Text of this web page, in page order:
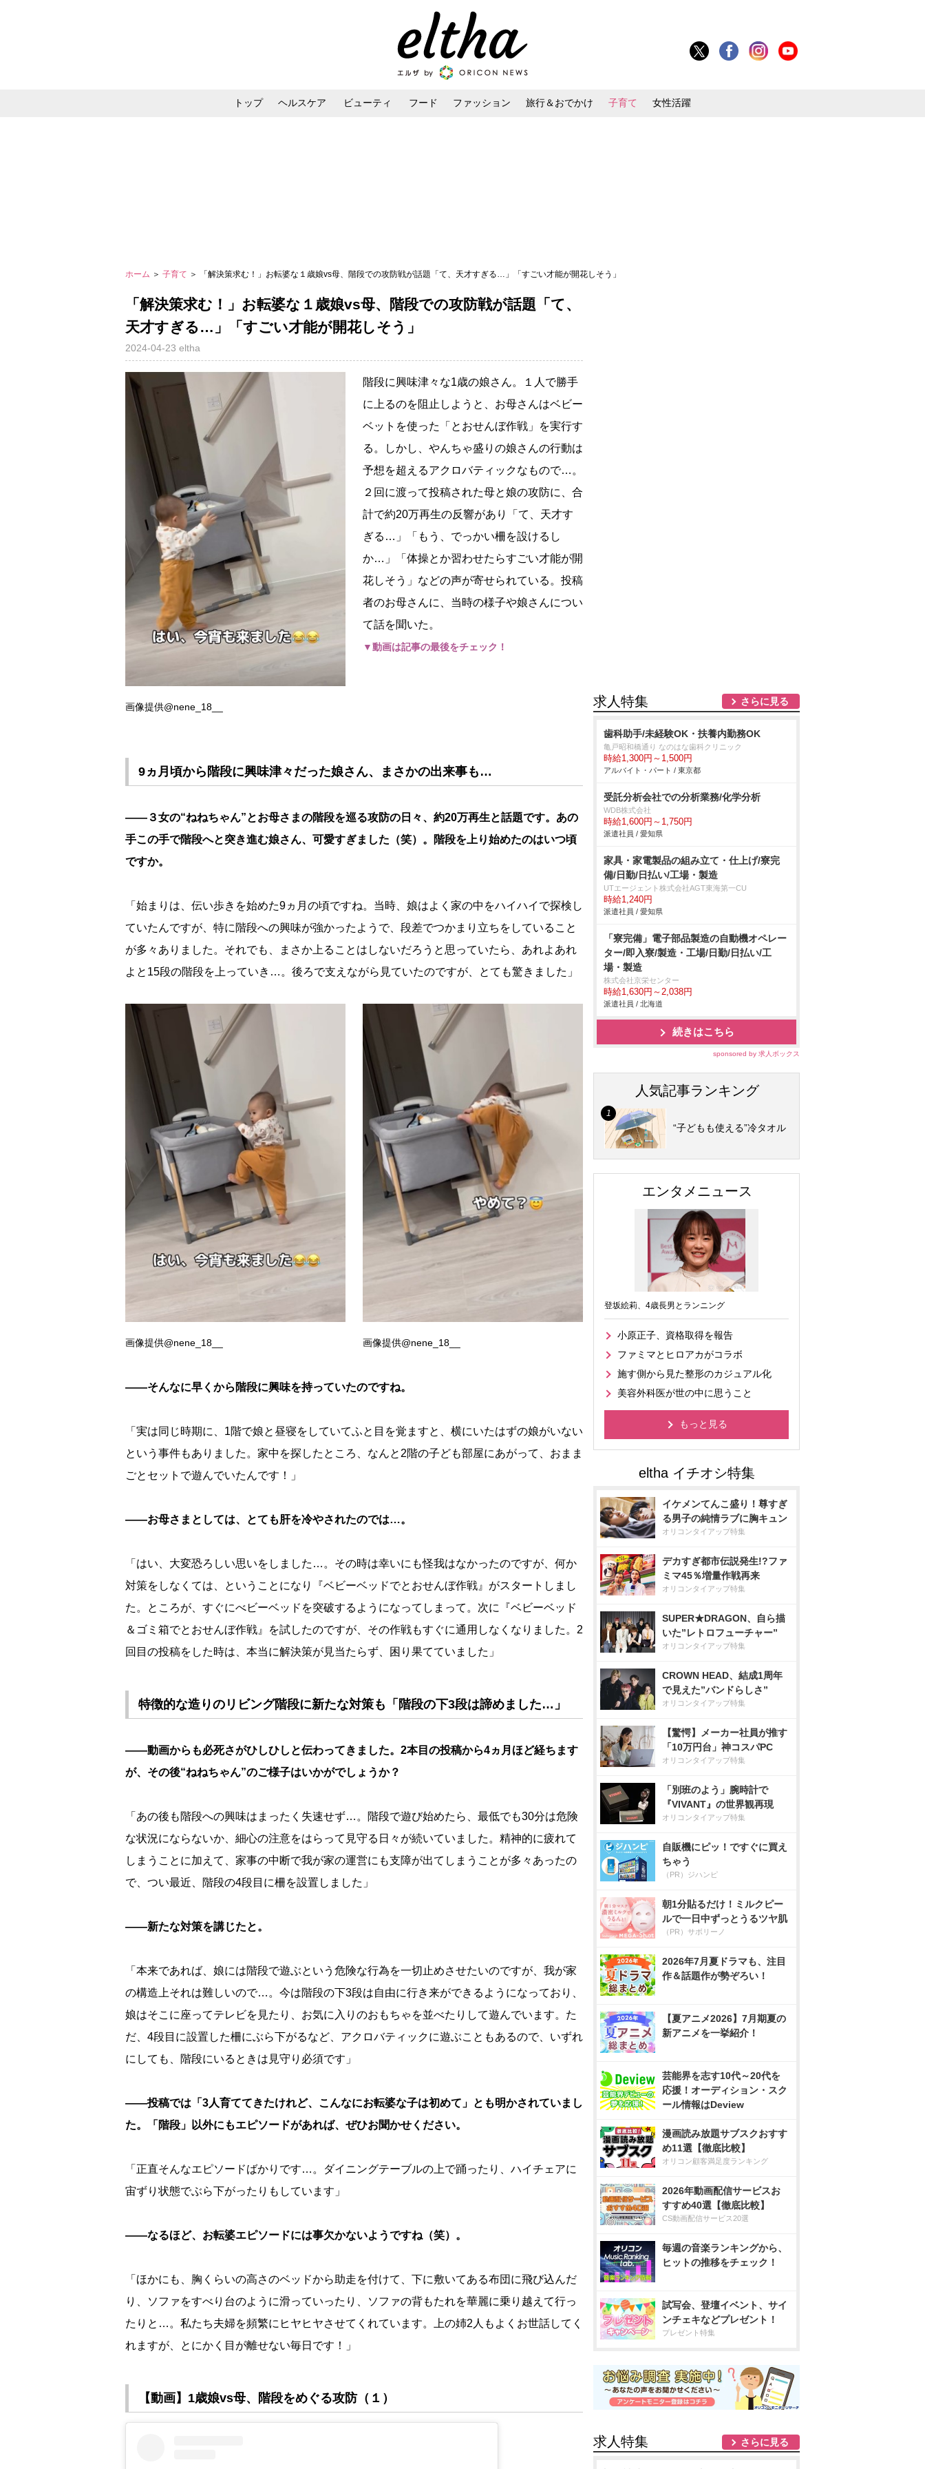
トップ ヘルスケア ビューティ フード ファッション 旅行＆おでかけ 子育て 女性活躍
ホーム ＞ 子育て ＞ 「解決策求む！」お転婆な１歳娘vs母、階段での攻防戦が話題「て、天才すぎる…」「すごい才能が開花しそう」
「解決策求む！」お転婆な１歳娘vs母、階段での攻防戦が話題「て、
天才すぎる…」「すごい才能が開花しそう」
2024-04-23 eltha
画像提供@nene_18__
階段に興味津々な1歳の娘さん。１人で勝手
に上るのを阻止しようと、お母さんはベビー
ベットを使った「とおせんぼ作戦」を実行す
る。しかし、やんちゃ盛りの娘さんの行動は
予想を超えるアクロバティックなもので…。
２回に渡って投稿された母と娘の攻防に、合
計で約20万再生の反響があり「て、天才す
ぎる…」「もう、でっかい柵を設けるし
か…」「体操とか習わせたらすごい才能が開
花しそう」などの声が寄せられている。投稿
者のお母さんに、当時の様子や娘さんについ
て話を聞いた。
▼動画は記事の最後をチェック！
9ヵ月頃から階段に興味津々だった娘さん、まさかの出来事も…
――３女の“ねねちゃん”とお母さまの階段を巡る攻防の日々、約20万再生と話題です。あの
手この手で階段へと突き進む娘さん、可愛すぎました（笑）。階段を上り始めたのはいつ頃
ですか。
「始まりは、伝い歩きを始めた9ヵ月の頃ですね。当時、娘はよく家の中をハイハイで探検し
ていたんですが、特に階段への興味が強かったようで、段差でつかまり立ちをしていること
が多々ありました。それでも、まさか上ることはしないだろうと思っていたら、あれよあれ
よと15段の階段を上っていき…。後ろで支えながら見ていたのですが、とても驚きました」
画像提供@nene_18__ 画像提供@nene_18__
――そんなに早くから階段に興味を持っていたのですね。
「実は同じ時期に、1階で娘と昼寝をしていてふと目を覚ますと、横にいたはずの娘がいない
という事件もありました。家中を探したところ、なんと2階の子ども部屋にあがって、おまま
ごとセットで遊んでいたんです！」
――お母さまとしては、とても肝を冷やされたのでは…。
「はい、大変恐ろしい思いをしました…。その時は幸いにも怪我はなかったのですが、何か
対策をしなくては、ということになり『ベビーベッドでとおせんぼ作戦』がスタートしまし
た。ところが、すぐにべビーベッドを突破するようになってしまって。次に『ベビーベッド
＆ゴミ箱でとおせんぼ作戦』を試したのですが、その作戦もすぐに通用しなくなりました。2
回目の投稿をした時は、本当に解決策が見当たらず、困り果てていました」
特徴的な造りのリビング階段に新たな対策も「階段の下3段は諦めました…」
――動画からも必死さがひしひしと伝わってきました。2本目の投稿から4ヵ月ほど経ちます
が、その後“ねねちゃん”のご様子はいかがでしょうか？
「あの後も階段への興味はまったく失速せず…。階段で遊び始めたら、最低でも30分は危険
な状況にならないか、細心の注意をはらって見守る日々が続いていました。精神的に疲れて
しまうことに加えて、家事の中断で我が家の運営にも支障が出てしまうことが多々あったの
で、つい最近、階段の4段目に柵を設置しました」
――新たな対策を講じたと。
「本来であれば、娘には階段で遊ぶという危険な行為を一切止めさせたいのですが、我が家
の構造上それは難しいので…。今は階段の下3段は自由に行き来ができるようになっており、
娘はそこに座ってテレビを見たり、お気に入りのおもちゃを並べたりして遊んでいます。た
だ、4段目に設置した柵にぶら下がるなど、アクロバティックに遊ぶこともあるので、いずれ
にしても、階段にいるときは見守り必須です」
――投稿では「3人育ててきたけれど、こんなにお転婆な子は初めて」とも明かされていまし
た。「階段」以外にもエピソードがあれば、ぜひお聞かせください。
「正直そんなエピソードばかりです…。ダイニングテーブルの上で踊ったり、ハイチェアに
宙ずり状態でぶら下がったりもしています」
――なるほど、お転婆エピソードには事欠かないようですね（笑）。
「ほかにも、胸くらいの高さのベッドから助走を付けて、下に敷いてある布団に飛び込んだ
り、ソファをすべり台のように滑っていったり、ソファの背もたれを華麗に乗り越えて行っ
たりと…。私たち夫婦を頻繁にヒヤヒヤさせてくれています。上の姉2人もよくお世話してく
れますが、とにかく目が離せない毎日です！」
【動画】1歳娘vs母、階段をめぐる攻防（１）
求人特集 さらに見る
歯科助手/未経験OK・扶養内勤務OK
亀戸昭和橋通り なのはな歯科クリニック
時給1,300円～1,500円
アルバイト・パート / 東京都
受託分析会社での分析業務/化学分析
WDB株式会社
時給1,600円～1,750円
派遣社員 / 愛知県
家具・家電製品の組み立て・仕上げ/寮完
備/日勤/日払い/工場・製造
UTエージェント株式会社AGT東海第一CU
時給1,240円
派遣社員 / 愛知県
「寮完備」電子部品製造の自動機オペレー
ター/即入寮/製造・工場/日勤/日払い/工
場・製造
株式会社京栄センター
時給1,630円～2,038円
派遣社員 / 北海道
続きはこちら
sponsored by 求人ボックス
人気記事ランキング
“子どもも使える”冷タオル
エンタメニュース
登坂絵莉、4歳長男とランニング
小原正子、資格取得を報告
ファミマとヒロアカがコラボ
施す側から見た整形のカジュアル化
美容外科医が世の中に思うこと
もっと見る
イケメンてんこ盛り！尊すぎ
る男子の純情ラブに胸キュン
オリコンタイアップ特集
デカすぎ都市伝説発生!?ファ
ミマ45％増量作戦再来
オリコンタイアップ特集
SUPER★DRAGON、自ら描
いた”レトロフューチャー”
オリコンタイアップ特集
CROWN HEAD、結成1周年
で見えた”バンドらしさ”
オリコンタイアップ特集
【驚愕】メーカー社員が推す
「10万円台」神コスパPC
オリコンタイアップ特集
「別班のよう」腕時計で
『VIVANT』の世界観再現
オリコンタイアップ特集
自販機にピッ！ですぐに買え
ちゃう
（PR）ジハンピ
朝1分貼るだけ！ミルクピー
ルで一日中ずっとうるツヤ肌
（PR）サボリーノ
2026年7月夏ドラマも、注目
作＆話題作が勢ぞろい！
【夏アニメ2026】7月期夏の
新アニメを一挙紹介！
芸能界を志す10代～20代を
応援！オーディション・スク
ール情報はDeview
漫画読み放題サブスクおすす
め11選【徹底比較】
オリコン顧客満足度ランキング
2026年動画配信サービスお
すすめ40選【徹底比較】
CS動画配信サービス20選
毎週の音楽ランキングから、
ヒットの推移をチェック！
試写会、登壇イベント、サイ
ンチェキなどプレゼント！
プレゼント特集
求人特集 さらに見る